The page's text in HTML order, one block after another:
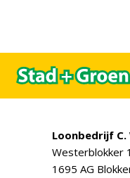
Loonbedrijf
Westerblokker
1695 AG